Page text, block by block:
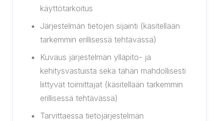
käyttötarkoitus
Järjestelmän tietojen sijainti (käsitellään
tarkemmin erillisessä tehtävässä)
Kuvaus järjestelmän ylläpito- ja
kehitysvastuista sekä tähän mahdollisesti
liittyvät toimittajat (käsitellään tarkemmin
erillisessä tehtävässä)
Tarvittaessa tietojärjestelmän